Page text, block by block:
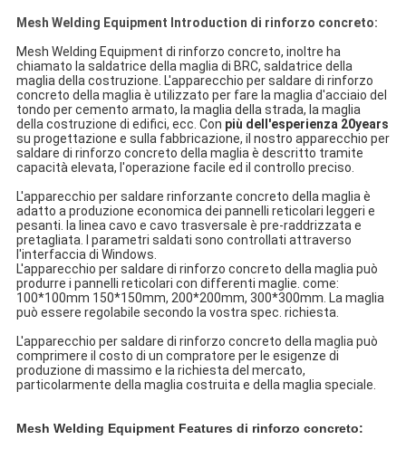
Mesh Welding Equipment Introduction di rinforzo concreto:
Mesh Welding Equipment di rinforzo concreto, inoltre ha
chiamato la saldatrice della maglia di BRC, saldatrice della
maglia della costruzione. L'apparecchio per saldare di rinforzo
concreto della maglia è utilizzato per fare la maglia d'acciaio del
tondo per cemento armato, la maglia della strada, la maglia
della costruzione di edifici, ecc. Con più dell'esperienza 20years
su progettazione e sulla fabbricazione, il nostro apparecchio per
saldare di rinforzo concreto della maglia è descritto tramite
capacità elevata, l'operazione facile ed il controllo preciso.
L'apparecchio per saldare rinforzante concreto della maglia è
adatto a produzione economica dei pannelli reticolari leggeri e
pesanti. la linea cavo e cavo trasversale è pre-raddrizzata e
pretagliata. I parametri saldati sono controllati attraverso
l'interfaccia di Windows.
L'apparecchio per saldare di rinforzo concreto della maglia può
produrre i pannelli reticolari con differenti maglie. come:
100*100mm 150*150mm, 200*200mm, 300*300mm. La maglia
può essere regolabile secondo la vostra spec. richiesta.
L'apparecchio per saldare di rinforzo concreto della maglia può
comprimere il costo di un compratore per le esigenze di
produzione di massimo e la richiesta del mercato,
particolarmente della maglia costruita e della maglia speciale.
Mesh Welding Equipment Features di rinforzo concreto: